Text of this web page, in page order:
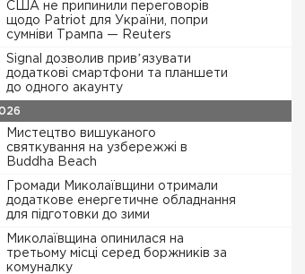
США не припинили переговорів
щодо Patriot для України, попри
сумніви Трампа — Reuters
Signal дозволив привʼязувати
додаткові смартфони та планшети
до одного акаунту
Мистецтво вишуканого
святкування на узбережжі в
Buddha Beach
Громади Миколаївщини отримали
додаткове енергетичне обладнання
для підготовки до зими
Миколаївщина опинилася на
третьому місці серед боржників за
комуналку